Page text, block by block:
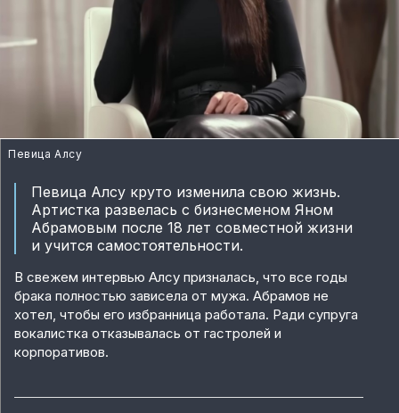
Певица Алсу
Певица Алсу круто изменила свою жизнь.
Артистка развелась с бизнесменом Яном
Абрамовым после 18 лет совместной жизни
и учится самостоятельности.
В свежем интервью Алсу призналась, что все годы
брака полностью зависела от мужа. Абрамов не
хотел, чтобы его избранница работала. Ради супруга
вокалистка отказывалась от гастролей и
корпоративов.